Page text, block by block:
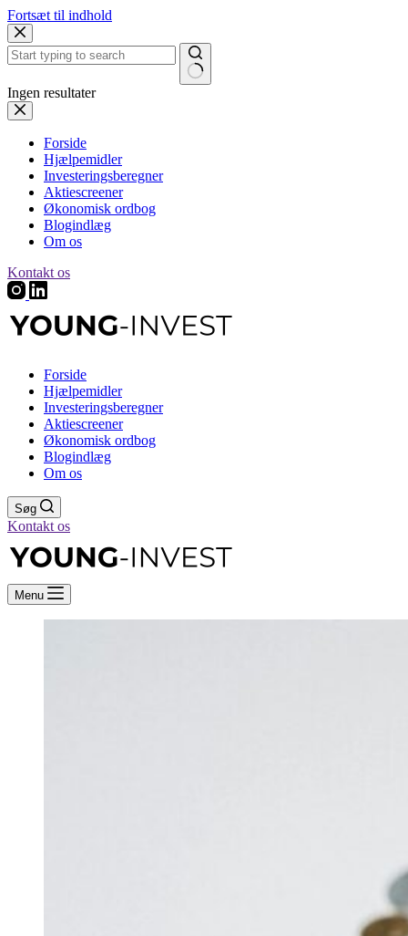
Fortsæt til indhold
Ingen resultater
Forside
Hjælpemidler
Investeringsberegner
Aktiescreener
Økonomisk ordbog
Blogindlæg
Om os
Kontakt os
Forside
Hjælpemidler
Investeringsberegner
Aktiescreener
Økonomisk ordbog
Blogindlæg
Om os
Søg
Kontakt os
Menu